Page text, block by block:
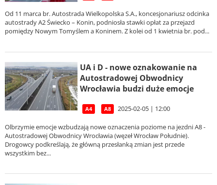
Od 11 marca br. Autostrada Wielkopolska S.A., koncesjonariusz odcinka
autostrady A2 Świecko – Konin, podniosła stawki opłat za przejazd
pomiędzy Nowym Tomyślem a Koninem. Z kolei od 1 kwietnia br. pod...
UA i D - nowe oznakowanie na
Autostradowej Obwodnicy
Wrocławia budzi duże emocje
A4 A8 2025-02-05 | 12:00
Olbrzymie emocje wzbudzają nowe oznaczenia poziome na jezdni A8 -
Autostradowej Obwodnicy Wrocławia (węzeł Wrocław Południe).
Drogowcy podkreślają, że główną przesłanką zmian jest przede
wszystkim bez...